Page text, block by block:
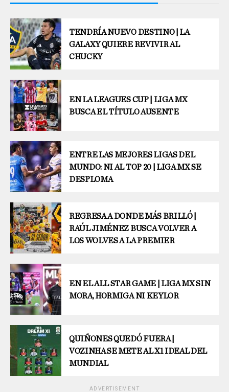
TENDRÍA NUEVO DESTINO | LA
GALAXY QUIERE REVIVIR AL
CHUCKY
EN LA LEAGUES CUP | LIGA MX
BUSCA EL TÍTULO AUSENTE
ENTRE LAS MEJORES LIGAS DEL
MUNDO: NI AL TOP 20 | LIGA MX SE
DESPLOMA
REGRESA A DONDE MÁS BRILLÓ |
RAÚL JIMÉNEZ BUSCA VOLVER A
LOS WOLVES A LA PREMIER
EN EL ALL STAR GAME | LIGA MX SIN
MORA, HORMIGA NI KEYLOR
QUIÑONES QUEDÓ FUERA |
VOZINHA SE METE AL X1 IDEAL DEL
MUNDIAL
ADVERTISEMENT